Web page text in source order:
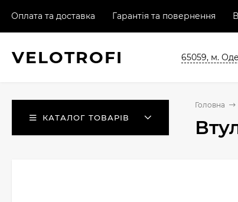
Оплата та доставка Гарантія та повернення
VELOTROFI 65059, м.
КАТАЛОГ ТОВАРІВ
Головна